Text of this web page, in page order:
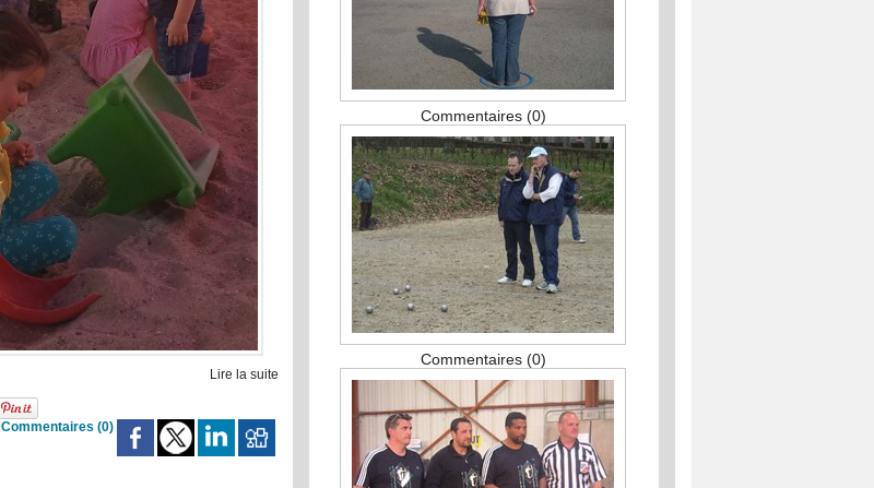
Lire la suite
Commentaires (0)
Commentaires (0)
Commentaires (0)